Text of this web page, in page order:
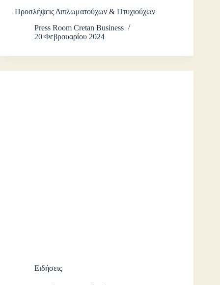
Προσλήψεις Διπλωματούχων & Πτυχιούχων
Press Room Cretan Business
20 Φεβρουαρίου 2024
Ειδήσεις